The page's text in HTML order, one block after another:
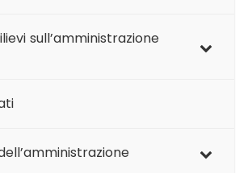
sull’amministrazione